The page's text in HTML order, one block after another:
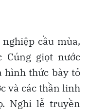
cầu mùa,
Cúng giọt nước
hình thức bày tỏ
và các thần linh
Nghi lễ truyền